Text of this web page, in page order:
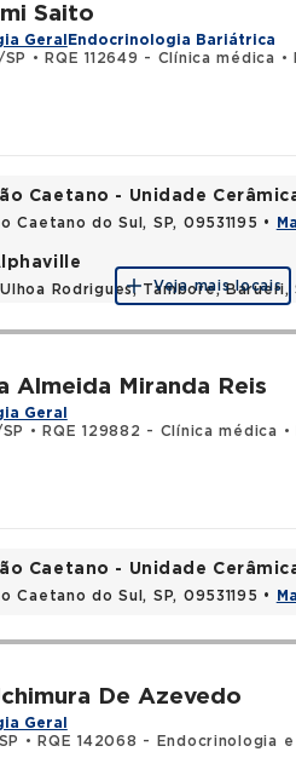
Saito
Geral Endocrinologia Bariátrica
• RQE 112649 - Clínica médica •
Caetano - Unidade
Caetano do Sul, SP, 09531195 •
Rodrigues, Tambore, Barueri,
Veja mais locais
Almeida Miranda Reis
Geral
• RQE 129882 - Clínica médica •
Caetano - Unidade
Caetano do Sul, SP, 09531195 •
De Azevedo
Geral
•
RQE 142068 - Endocrinologia e